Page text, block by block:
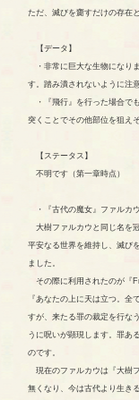
ただ、滅びを齎すだけの存在
【データ】
・非常に巨大な生物になり
す。踏み潰されないように注
・『飛行』を行った場合で
突くことでその他部位を狙え
【ステータス】
不明です（第一章時点）
・『古代の魔女』ファルカウ
大樹ファルカウと同じ名を
平安なる世界を維持し、滅び
ました。
その際に利用されたのが『
『あなたの上に天は立つ。全
すが、来たる罪の裁定を行な
うに呪いが顕現します。罪あ
のです。
現在のファルカウは『大樹
無くなり、今は古代より生き